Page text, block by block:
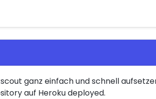
ganz einfach und schnell
auf Heroku deployed.